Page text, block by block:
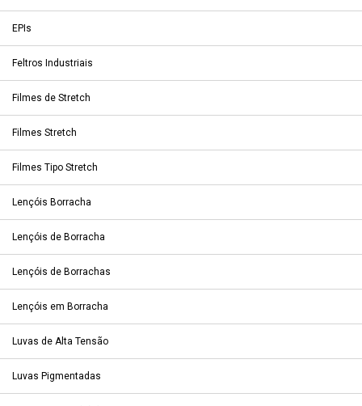
EPIs
Feltros Industriais
Filmes de Stretch
Filmes Stretch
Filmes Tipo Stretch
Lençóis Borracha
Lençóis de Borracha
Lençóis de Borrachas
Lençóis em Borracha
Luvas de Alta Tensão
Luvas Pigmentadas